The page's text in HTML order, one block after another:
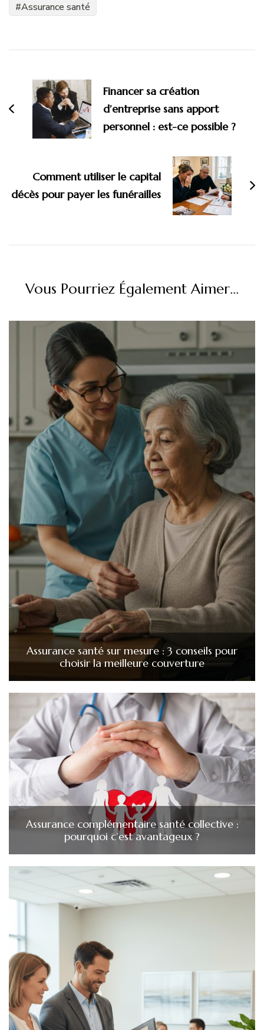
Assurance santé
d'article
Financer sa création
d’entreprise sans apport
personnel : est-ce possible ?
Comment utiliser le capital
décès pour payer les funérailles
Vous Pourriez Également Aimer...
Assurance santé sur mesure : 3 conseils pour
choisir la meilleure couverture
Assurance complémentaire santé collective :
pourquoi c’est avantageux ?